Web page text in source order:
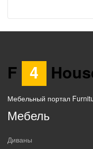
F 4
Мебельный портал
Мебель
Диваны